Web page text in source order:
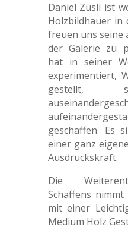
Daniel Züsli ist
Holzbildhauer in
freuen uns seine
der Galerie zu
hat in seiner
experimentiert,
gestellt,
geschaffen. Es
einer ganz
Ausdruckskraft.
Die
Schaffens
mit einer
Medium Holz